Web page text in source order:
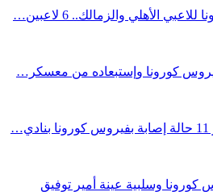
الأهلي والزمالك.. 6 لاعبين…
كورونا وإستبعاده من معسكر…
كورونا وسلبية عينة أمير توفيق